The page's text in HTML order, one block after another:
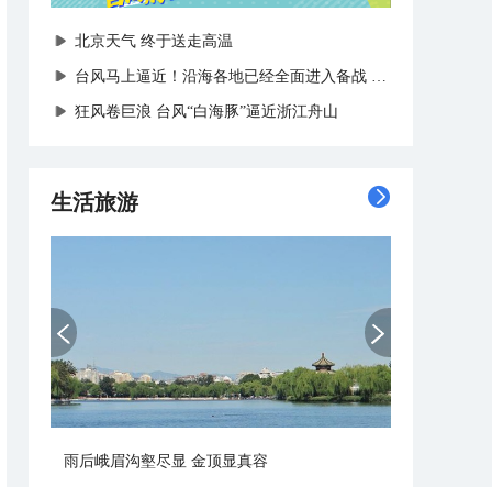
北京天气 终于送走高温
台风马上逼近！沿海各地已经全面进入备战状态
狂风卷巨浪 台风“白海豚”逼近浙江舟山
生活旅游
雨后峨眉沟壑尽显 金顶显真容